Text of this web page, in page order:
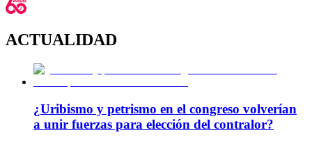
ACTUALIDAD
¿Uribismo y petrismo en el congreso volverían
a unir fuerzas para elección del contralor?